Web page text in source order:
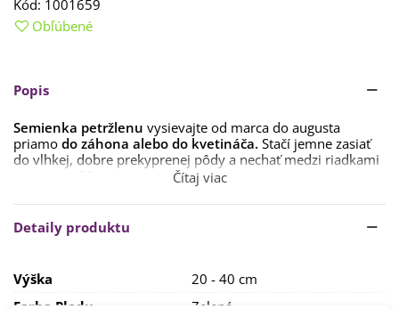
Kód: 1001659
Obľúbené
Popis
Semienka petržlenu vysievajte od marca do augusta
priamo do záhona alebo do kvetináča. Stačí jemne zasiať
do vlhkej, dobre prekyprenej pôdy a nechať medzi riadkami
Semienka klíčia až 3 týždne, preto buďte trpezliví. Akonáhle
rastlinky povyrastú, jednoťte ich na cca 15 cm od seba.
Je odolná voči zime
, ale ak ju prikryjete fóliou alebo
Čítaj viac
Detaily produktu
Výška
20 - 40 cm